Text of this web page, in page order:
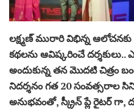
లక్ష్మణ్ మురారి విభిన్న
కథలను ఆవిష్కరించే దర్శకులు..
అందుకున్న తన మొదటి చిత్రం
నిదర్శనం గత 20 సంవత్సరాల
అనుభవంతో, స్క్రీన్ ప్లే రైటర్